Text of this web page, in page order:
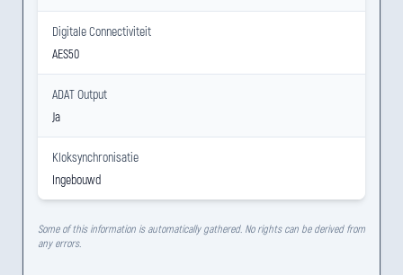
Digitale Connectiviteit
AES50
ADAT Output
Ja
Kloksynchronisatie
Ingebouwd
Some of this information is automatically gathered. No rights can be derived from
any errors.